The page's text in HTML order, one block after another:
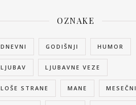
OZNAKE
DNEVNI GODIŠNJI HUMOR
LJUBAV LJUBAVNE VEZE
LOŠE STRANE MANE MESEČNI